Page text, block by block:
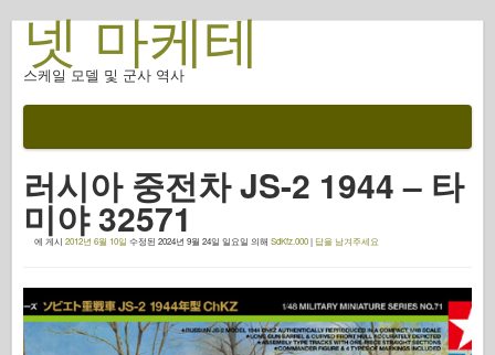
넷 마케테
스케일 모델 및 군사 역사
전투 후
AFV 무기
연합군 축
프로필의 갑옷
콩코드
러시아 중전차 JS-2 1944 – 타
미야 32571
에 게시 2012년 6월 10일 수정된 2024년 9월 24일 일요일 의해 SdKfz.000| 답을 남겨주세요